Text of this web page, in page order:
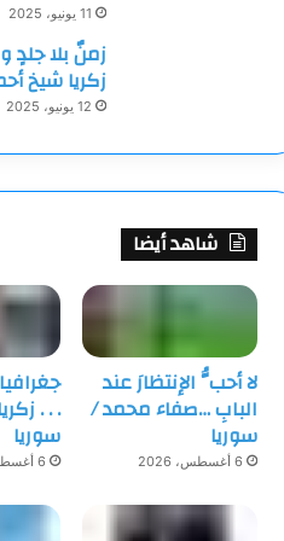
11 يونيو، 2025
زمنٌ بلا جلدٍ
زكريا شيخ
12 يونيو، 2025
شاهد أيضا
لا أحبُّ الإنتظارَ عند
البابِ …صفاء محمد /
سوريا
6 أغسطس، 2026
‏. . .
سوريا
6 أغسطس، 2026